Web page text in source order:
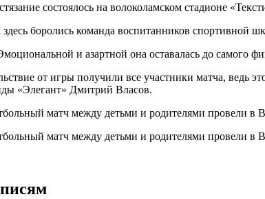
состоялось на волоколамском стадионе
здесь боролись команда воспитанников спортивной
и азартной она оставалась до самого
от игры получили все участники матча, ведь
«Элегант» Дмитрий Власов.